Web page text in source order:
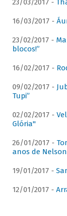
23/03/2017 -
16/03/2017 -
23/02/2017 -
blocos!”
16/02/2017 -
09/02/2017 -
Tupi”
02/02/2017 -
Glória"
26/01/2017 -
anos de
19/01/2017 -
12/01/2017 -